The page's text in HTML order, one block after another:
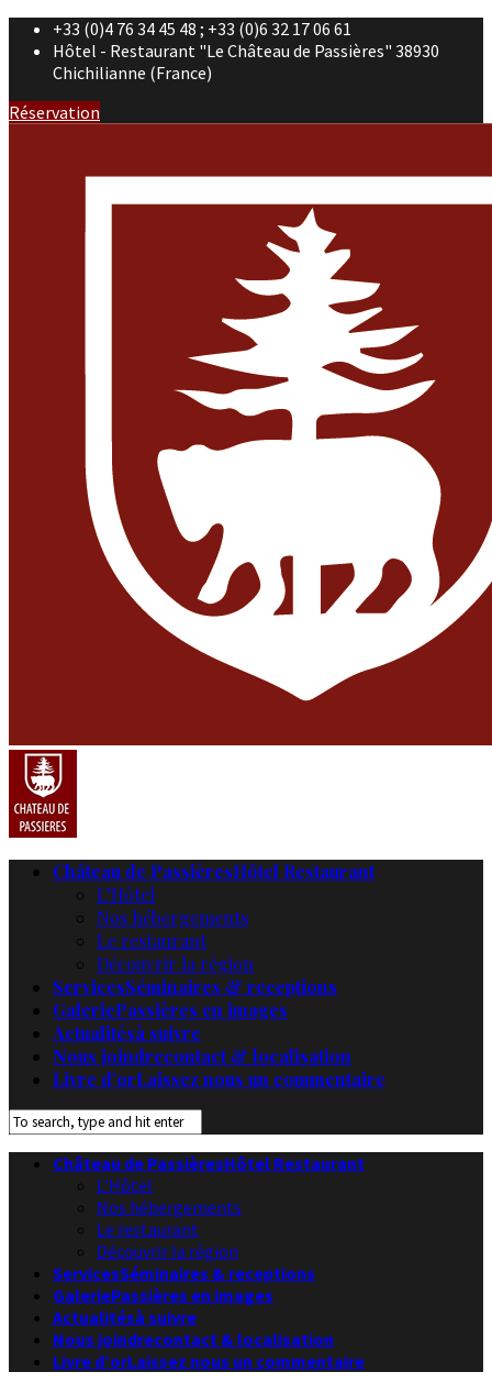
+33 (0)4 76 34 45 48 ; +33 (0)6 32 17 06 61
Hôtel - Restaurant "Le Château de Passières" 38930
Chichilianne (France)
Réservation
Château de PassièresHôtel Restaurant
L’Hôtel
Nos hébergements
Le restaurant
Découvrir la région
ServicesSéminaires & receptions
GaleriePassières en images
Actualitésà suivre
Nous joindrecontact & localisation
Livre d’orLaissez nous un commentaire
Château de PassièresHôtel Restaurant
L’Hôtel
Nos hébergements
Le restaurant
Découvrir la région
ServicesSéminaires & receptions
GaleriePassières en images
Actualitésà suivre
Nous joindrecontact & localisation
Livre d’orLaissez nous un commentaire